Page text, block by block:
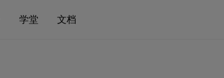
学堂 文档